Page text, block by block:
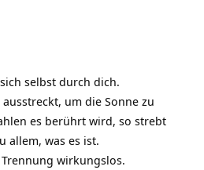
selbst durch dich.
um die Sonne zu
es berührt wird, so strebt
allem, was es ist.
wirkungslos.